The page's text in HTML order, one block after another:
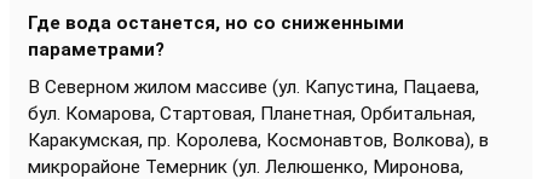
Где вода останется, но со сниженными
параметрами?
В Северном жилом массиве (ул. Капустина, Пацаева,
бул. Комарова, Стартовая, Планетная, Орбитальная,
Каракумская, пр. Королева, Космонавтов, Волкова), в
микрорайоне Темерник (ул. Лелюшенко, Миронова,